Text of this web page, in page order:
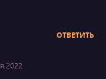
ОТВЕТИТЬ
2022